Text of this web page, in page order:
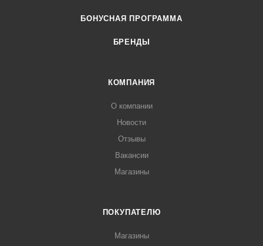
БОНУСНАЯ ПРОГРАММА
БРЕНДЫ
КОМПАНИЯ
О компании
Новости
Отзывы
Вакансии
Магазины
ПОКУПАТЕЛЮ
Магазины